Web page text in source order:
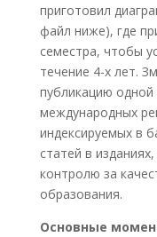
приготовил
файл ниже), где
семестра, чтобы
течение 4-х лет.
публикацию
международных
индексируемых в
статей в
контролю за
образования.
Основные